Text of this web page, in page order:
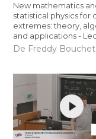
New mathematics
statistical physics for
extremes: theory,
and applications -
De Freddy Bouchet